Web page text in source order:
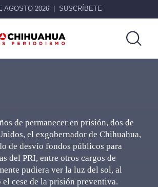
AGOSTO 2026 SUSCRÍBETE
de permanecer en prisión, dos de
el exgobernador de Chihuahua,
de desvío fondos públicos para
del PRI, entre otros cargos de
pudiera ver la luz del sol, al
el cese de la prisión preventiva.